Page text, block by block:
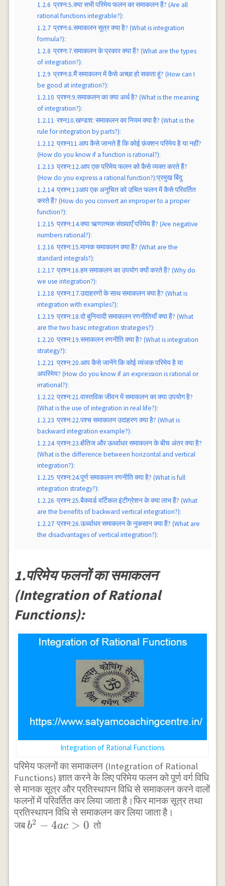
1.2.6 प्रश्न:5.क्या सभी परिमेय फलन का समाकलन हैं? (Are all
rational functions integrable?):
1.2.7 प्रश्न:6.समाकलन सूत्र क्या है? (What is integration
formula?):
1.2.8 प्रश्न:7.समाकलन के प्रकार क्या हैं? (What are the types
of integration?):
1.2.9 प्रश्न:8.मैं समाकलन में कैसे अच्छा हो सकता हूं? (How can I
be good at integration?):
1.2.10 प्रश्न:9.समाकलन का क्या अर्थ है? (What is the meaning
of integration?):
1.2.11 रश्न10.खण्डश: समाकलन का नियम क्या है? (What is the
rule for integration by parts?):
1.2.12 प्रश्न11.आप कैसे जानते हैं कि कोई फ़ंक्शन परिमेय है या नहीं?
(How do you know if a function is rational?):
1.2.13 प्रश्न:12.आप एक परिमेय फलन को कैसे व्यक्त करते हैं?
(How do you express a rational function?):प्रमुख बिंदु
1.2.14 प्रश्न:13आप एक अनुचित को उचित फलन में कैसे परिवर्तित
करते हैं? (How do you convert an improper to a proper
function?):
1.2.15 प्रश्न:14.क्या ऋणात्मक संख्याएँ परिमेय हैं? (Are negative
numbers rational?):
1.2.16 प्रश्न:15.मानक समाकलन क्या हैं? (What are the
standard integrals?):
1.2.17 प्रश्न:16.हम समाकलन का उपयोग क्यों करते हैं? (Why do
we use integration?):
1.2.18 प्रश्न:17.उदाहरणों के साथ समाकलन क्या है? (What is
integration with examples?):
1.2.19 प्रश्न:18.दो बुनियादी समाकलन रणनीतियाँ क्या हैं? (What
are the two basic integration strategies?):
1.2.20 प्रश्न:19.समाकलन रणनीति क्या है? (What is integration
strategy?):
1.2.21 प्रश्न:20.आप कैसे जानेंगे कि कोई व्यंजक परिमेय है या
अपरिमेय? (How do you know if an expression is rational or
irrational?):
1.2.22 प्रश्न:21.वास्तविक जीवन में समाकलन का क्या उपयोग है?
(What is the use of integration in real life?):
1.2.23 प्रश्न:22.पश्च समाकलन उदाहरण क्या है? (What is
backward integration example?):
1.2.24 प्रश्न:23.क्षैतिज और ऊर्ध्वाधर समाकलन के बीच अंतर क्या है?
(What is the difference between horizontal and vertical
integration?):
1.2.25 प्रश्न:24.पूर्ण समाकलन रणनीति क्या है? (What is full
integration strategy?):
1.2.26 प्रश्न:25.बैकवर्ड वर्टिकल इंटीग्रेशन के क्या लाभ हैं? (What
are the benefits of backward vertical integration?):
1.2.27 प्रश्न:26.ऊर्ध्वाधर समाकलन के नुकसान क्या हैं? (What are
the disadvantages of vertical integration?):
1.परिमेय फलनों का समाकलन
(Integration of Rational
Functions):
Integration of Rational Functions
परिमेय फलनों का समाकलन (Integration of Rational
Functions) ज्ञात करने के लिए परिमेय फलन को पूर्ण वर्ग विधि
से मानक सूत्र और प्रतिस्थापन विधि से समाकलन करने वालों
फलनों में परिवर्तित कर लिया जाता है।फिर मानक सूत्र तथा
प्रतिस्थापन विधि से समाकलन कर लिया जाता है।
जबb^{2}-4ac>0
b2 − 4ac > 0 तो